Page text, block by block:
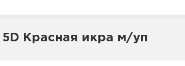
5D Красная икра м/уп